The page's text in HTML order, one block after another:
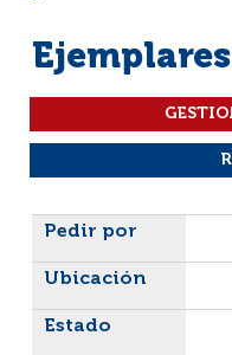
Liste des exemplaires